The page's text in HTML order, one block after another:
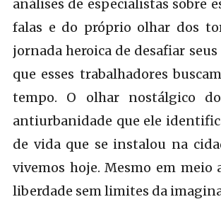
análises de especialistas sobre
falas e do próprio olhar dos
jornada heroica de desafiar
que esses trabalhadores
tempo. O olhar nostálgico
antiurbanidade que ele
de vida que se instalou na
vivemos hoje. Mesmo em
liberdade sem limites da